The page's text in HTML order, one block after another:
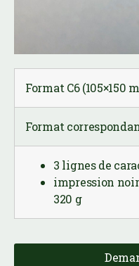
Format C6 (105×150
Format
3 lignes de
impression
320 g